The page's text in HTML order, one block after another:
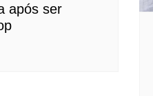
após ser